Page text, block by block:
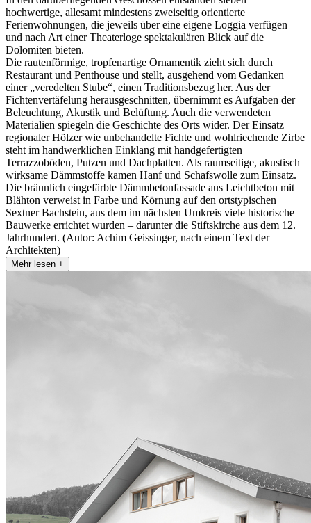
hochwertige, allesamt mindestens zweiseitig orientierte
Ferienwohnungen, die jeweils über eine eigene Loggia verfügen
und nach Art einer Theaterloge spektakulären Blick auf die
Dolomiten bieten.
Die rautenförmige, tropfenartige Ornamentik zieht sich durch
Restaurant und Penthouse und stellt, ausgehend vom Gedanken
einer „veredelten Stube“, einen Traditionsbezug her. Aus der
Fichtenvertäfelung herausgeschnitten, übernimmt es Aufgaben der
Beleuchtung, Akustik und Belüftung. Auch die verwendeten
Materialien spiegeln die Geschichte des Orts wider. Der Einsatz
regionaler Hölzer wie unbehandelte Fichte und wohlriechende Zirbe
steht im handwerklichen Einklang mit handgefertigten
Terrazzoböden, Putzen und Dachplatten. Als raumseitige, akustisch
wirksame Dämmstoffe kamen Hanf und Schafswolle zum Einsatz.
Die bräunlich eingefärbte Dämmbetonfassade aus Leichtbeton mit
Blähton verweist in Farbe und Körnung auf den ortstypischen
Sextner Bachstein, aus dem im nächsten Umkreis viele historische
Bauwerke errichtet wurden – darunter die Stiftskirche aus dem 12.
Jahrhundert. (Autor: Achim Geissinger, nach einem Text der
Architekten)
Mehr lesen +